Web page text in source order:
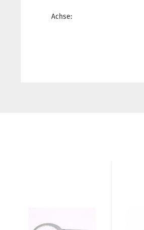
Achse: